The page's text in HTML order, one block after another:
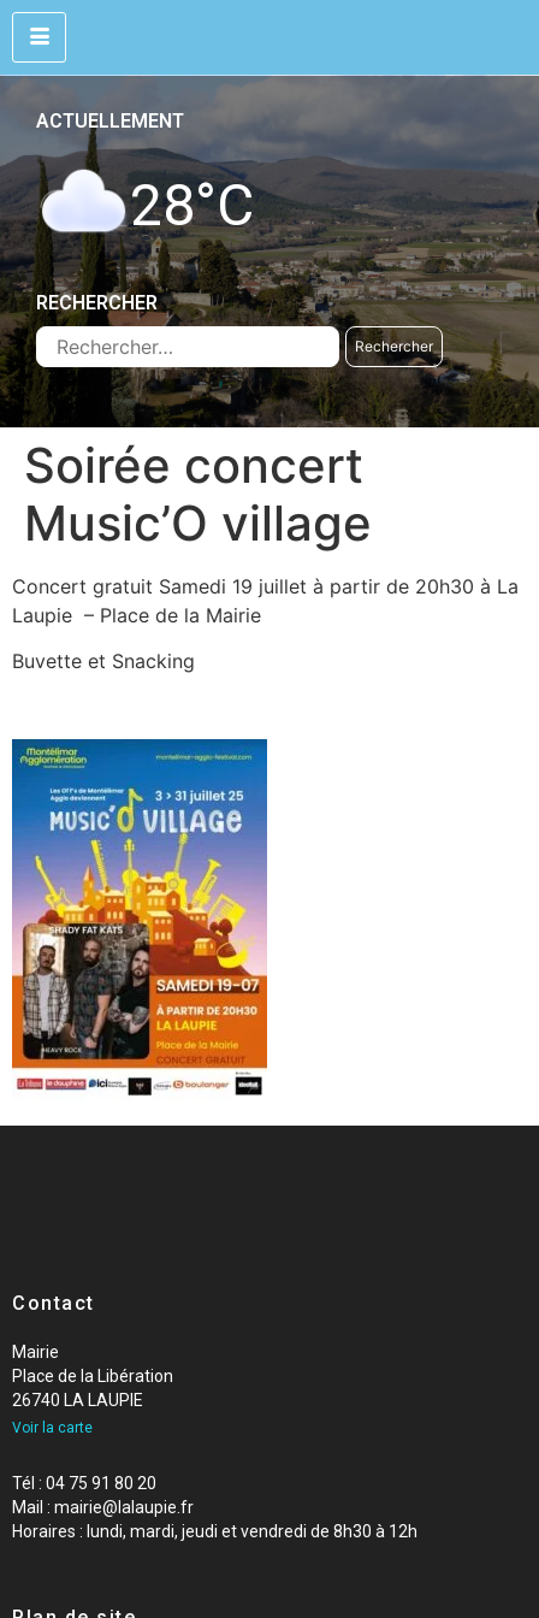
ACTUELLEMENT
28°C
RECHERCHER
Soirée concert
Music’O village
Concert gratuit Samedi 19 juillet à partir de 20h30 à La
Laupie – Place de la Mairie
Buvette et Snacking
Contact
Mairie
Place de la Libération
26740 LA LAUPIE
Voir la carte
Tél : 04 75 91 80 20
Mail : mairie@lalaupie.fr
Horaires : lundi, mardi, jeudi et vendredi de 8h30 à 12h